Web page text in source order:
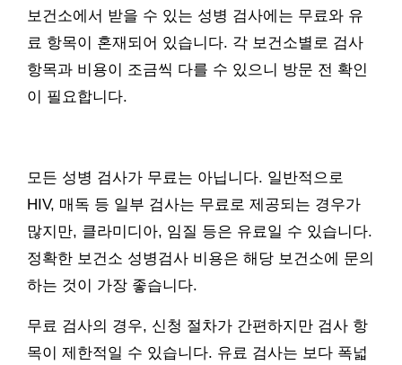
보건소에서 받을 수 있는 성병 검사에는 무료와 유
료 항목이 혼재되어 있습니다. 각 보건소별로 검사
항목과 비용이 조금씩 다를 수 있으니 방문 전 확인
이 필요합니다.
모든 성병 검사가 무료는 아닙니다. 일반적으로
HIV, 매독 등 일부 검사는 무료로 제공되는 경우가
많지만, 클라미디아, 임질 등은 유료일 수 있습니다.
정확한 보건소 성병검사 비용은 해당 보건소에 문의
하는 것이 가장 좋습니다.
무료 검사의 경우, 신청 절차가 간편하지만 검사 항
목이 제한적일 수 있습니다. 유료 검사는 보다 폭넓